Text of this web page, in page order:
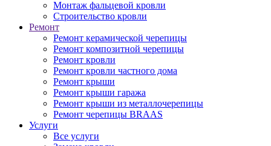
Монтаж фальцевой кровли
Строительство кровли
Ремонт
Ремонт керамической черепицы
Ремонт композитной черепицы
Ремонт кровли
Ремонт кровли частного дома
Ремонт крыши
Ремонт крыши гаража
Ремонт крыши из металлочерепицы
Ремонт черепицы BRAAS
Услуги
Все услуги